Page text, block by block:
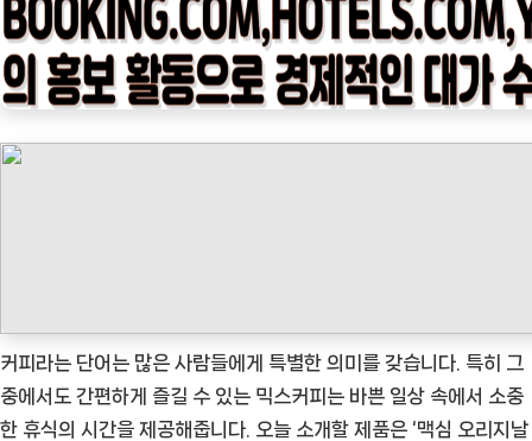
우
ㅣ
인
지
날
커
커피라는 단어는 많은 사람들에게 특별한 의미를 갖습니다. 특히 그
중에서도 간편하게 즐길 수 있는 믹스커피는 바쁜 일상 속에서 소중
한 휴식의 시간을 제공해줍니다. 오늘 소개할 제품은 ‘맥심 오리지날